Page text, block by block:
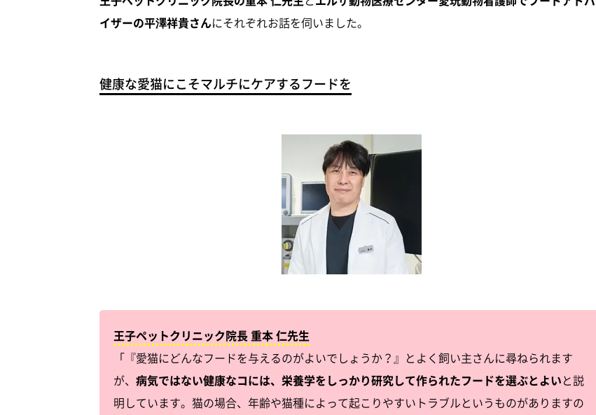
イザーの平澤祥貴さんにそれぞれお話を伺いました。
健康な愛猫にこそマルチにケアするフードを
王子ペットクリニック院長 重本 仁先生
「『愛猫にどんなフードを与えるのがよいでしょうか？』とよく飼い主さんに尋ねられます
が、 病気ではない健康なコには、栄養学をしっかり研究して作られたフードを選ぶとよいと説
明しています。猫の場合、年齢や猫種によって起こりやすいトラブルというものがありますの